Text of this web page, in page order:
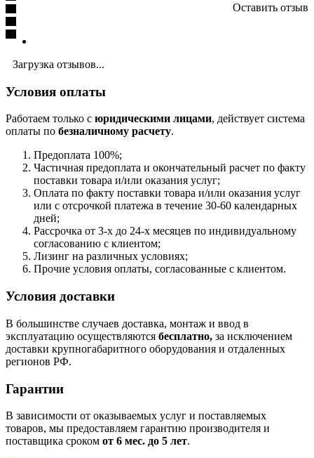
Оставить отзыв
Загрузка отзывов...
Условия оплаты
Работаем только с юридическими лицами, действует система
оплаты по безналичному расчету.
Предоплата 100%;
Частичная предоплата и окончательный расчет по факту
поставки товара и/или оказания услуг;
Оплата по факту поставки товара и/или оказания услуг
или с отсрочкой платежа в течение 30-60 календарных
дней;
Рассрочка от 3-х до 24-х месяцев по индивидуальному
согласованию с клиентом;
Лизинг на различных условиях;
Прочие условия оплаты, согласованные с клиентом.
Условия доставки
В большинстве случаев доставка, монтаж и ввод в
эксплуатацию осуществляются бесплатно, за исключением
доставки крупногабаритного оборудования и отдаленных
регионов РФ.
Гарантии
В зависимости от оказываемых услуг и поставляемых
товаров, мы предоставляем гарантию производителя и
поставщика сроком от 6 мес. до 5 лет.